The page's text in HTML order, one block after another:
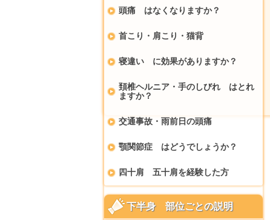
頭痛 はなくなりますか？
首こり・肩こり・猫背
寝違い に効果がありますか？
頚椎ヘルニア・手のしびれ はとれ
ますか？
交通事故・雨前日の頭痛
顎関節症 はどうでしょうか？
四十肩 五十肩を経験した方
下半身 部位ごとの説明